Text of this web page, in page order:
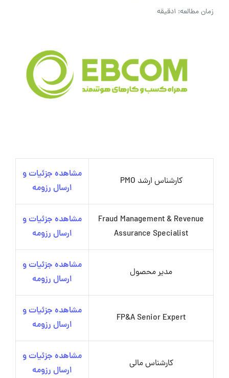
زمان مطالعه: 1دقیقه
کارشناس ارشد PMO
مشاهده جزئیات و
ارسال رزومه
Fraud Management & Revenue
Assurance Specialist
مشاهده جزئیات و
ارسال رزومه
مدیر محصول
مشاهده جزئیات و
ارسال رزومه
FP&A Senior Expert
مشاهده جزئیات و
ارسال رزومه
کارشناس مالی
مشاهده جزئیات و
ارسال رزومه